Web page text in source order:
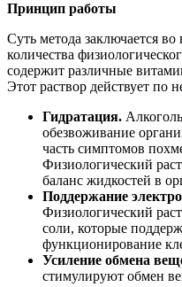
Принцип работы
Суть метода заключается
количества
содержит различные
Этот раствор действует по
Гидратация.
обезвоживание
часть симптомов
Физиологический
баланс жидкостей в
Поддержание
Физиологический
соли, которые
функционирование
Усиление обмена
стимулируют обмен